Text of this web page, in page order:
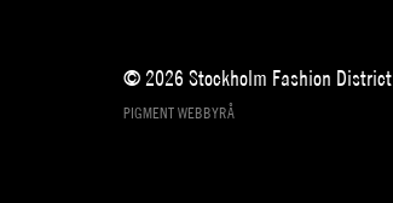
© 2026 Stockholm Fashion District
PIGMENT WEBBYRÅ